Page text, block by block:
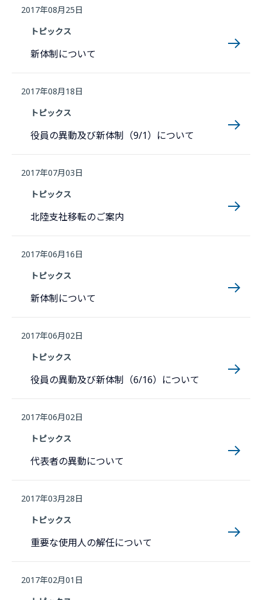
2017年08月25日
トピックス
新体制について
2017年08月18日
トピックス
役員の異動及び新体制（9/1）について
2017年07月03日
トピックス
北陸支社移転のご案内
2017年06月16日
トピックス
新体制について
2017年06月02日
トピックス
役員の異動及び新体制（6/16）について
2017年06月02日
トピックス
代表者の異動について
2017年03月28日
トピックス
重要な使用人の解任について
2017年02月01日